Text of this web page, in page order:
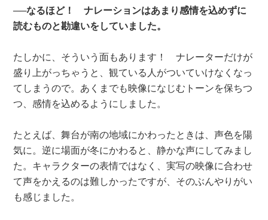
──なるほど！ ナレーションはあまり感情を込めずに
読むものと勘違いをしていました。
たしかに、そういう面もあります！ ナレーターだけが
盛り上がっちゃうと、観ている人がついていけなくなっ
てしまうので。あくまでも映像になじむトーンを保ちつ
つ、感情を込めるようにしました。
たとえば、舞台が南の地域にかわったときは、声色を陽
気に。逆に場面が冬にかわると、静かな声にしてみまし
た。キャラクターの表情ではなく、実写の映像に合わせ
て声をかえるのは難しかったですが、そのぶんやりがい
も感じました。